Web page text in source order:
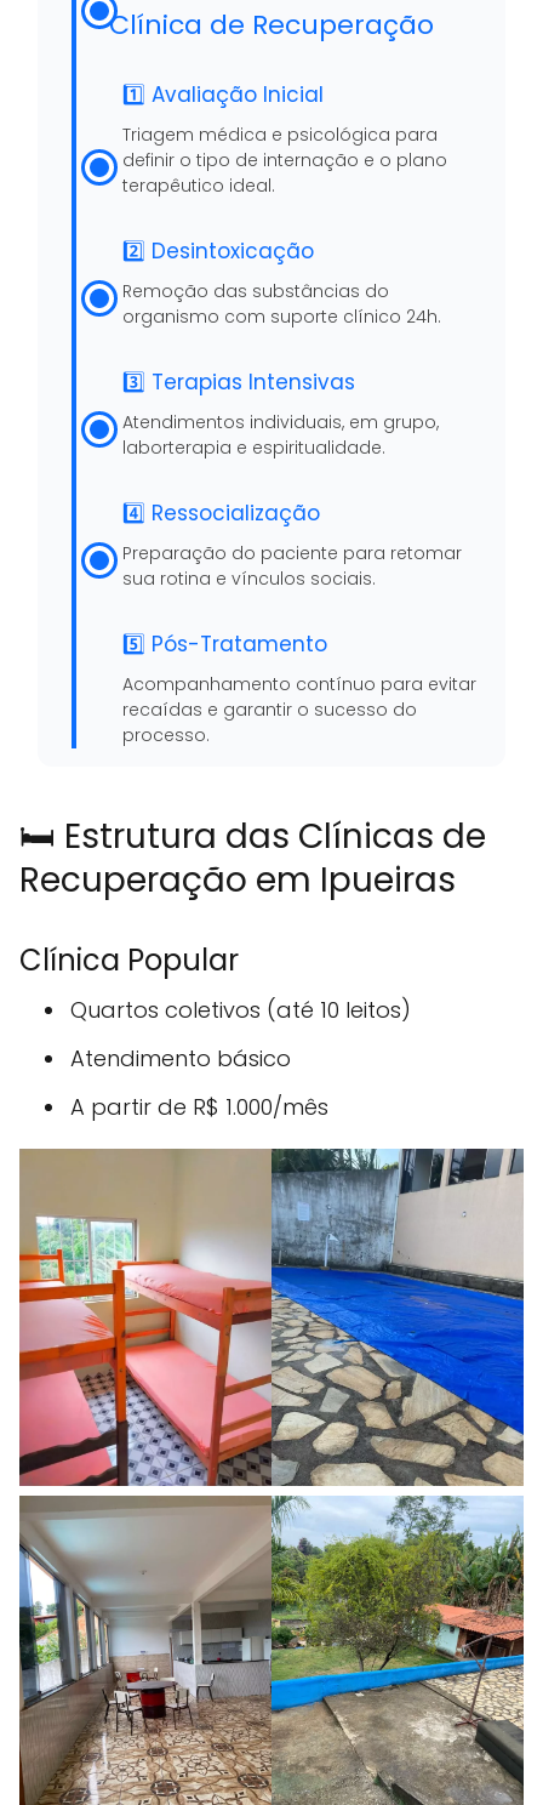
Clínica de Recuperação
1️⃣ Avaliação Inicial
Triagem médica e psicológica para
definir o tipo de internação e o plano
terapêutico ideal.
2️⃣ Desintoxicação
Remoção das substâncias do
organismo com suporte clínico 24h.
3️⃣ Terapias Intensivas
Atendimentos individuais, em grupo,
laborterapia e espiritualidade.
4️⃣ Ressocialização
Preparação do paciente para retomar
sua rotina e vínculos sociais.
5️⃣ Pós-Tratamento
Acompanhamento contínuo para evitar
recaídas e garantir o sucesso do
processo.
🛏️ Estrutura das Clínicas de
Recuperação em Ipueiras
Clínica Popular
Quartos coletivos (até 10 leitos)
Atendimento básico
A partir de R$ 1.000/mês